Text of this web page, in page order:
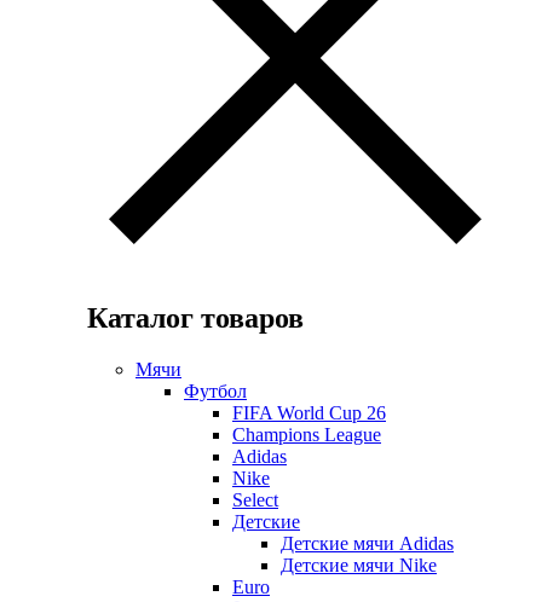
Каталог товаров
Мячи
Футбол
FIFA World Cup 26
Champions League
Adidas
Nike
Select
Детские
Детские мячи Adidas
Детские мячи Nike
Euro